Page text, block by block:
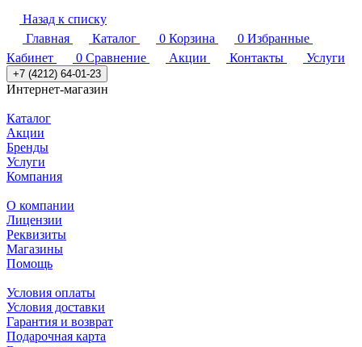
Назад к списку
Главная
Каталог 0 Корзина 0 Избранные
Кабинет
0 Сравнение Акции Контакты Услуги
+7 (4212) 64-01-23
Интернет-магазин
Каталог
Акции
Бренды
Услуги
Компания
О компании
Лицензии
Реквизиты
Магазины
Помощь
Условия оплаты
Условия доставки
Гарантия и возврат
Подарочная карта